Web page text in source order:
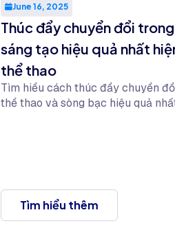
June 16, 2025
Thúc đẩy chuyển đổi
sáng tạo hiệu quả nhất
thể thao
Tìm hiểu cách thúc đẩy chuyển
thể thao và sòng bạc hiệu quả
Tìm hiểu thêm